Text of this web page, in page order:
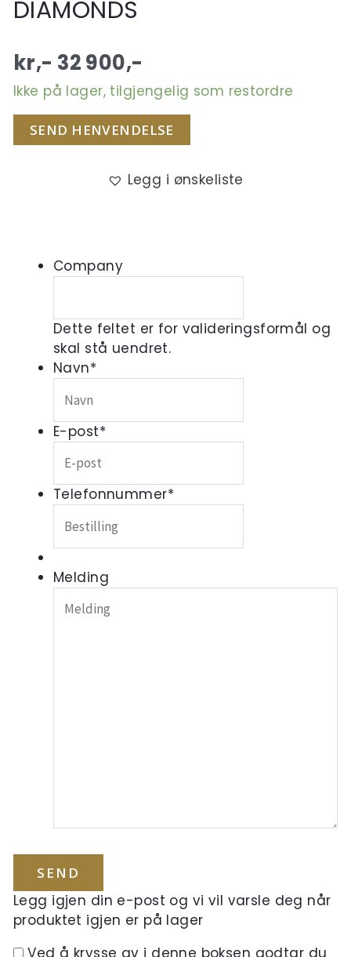
DIAMONDS
kr,- 32 900,-
Ikke på lager, tilgjengelig som restordre
SEND HENVENDELSE
Legg i ønskeliste
Company
Dette feltet er for valideringsformål og
skal stå uendret.
Navn*
E-post*
Telefonnummer*
Melding
Legg igjen din e-post og vi vil varsle deg når
produktet igjen er på lager
Ved å krysse av i denne boksen godtar du